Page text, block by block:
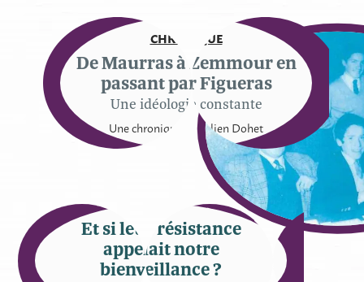
CHRONIQUE
De Maurras à Zemmour en
passant par Figueras
Une idéologie constante
Une chronique de Julien Dohet
Et si leur résistance
appelait notre
bienveillance ?